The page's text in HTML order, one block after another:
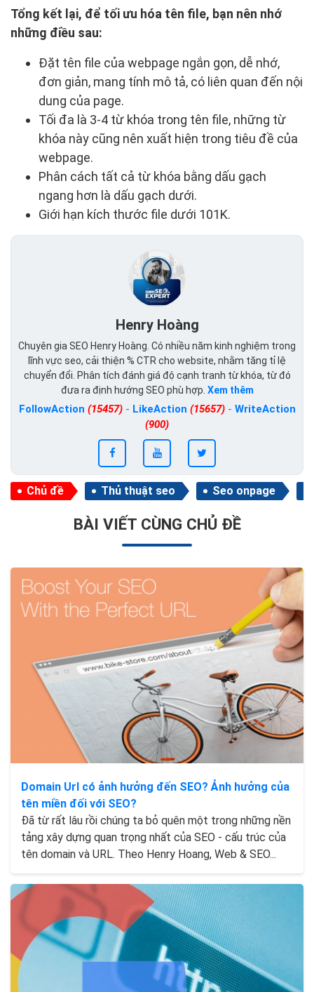
Tổng kết lại, để tối ưu hóa tên file, bạn nên nhớ
những điều sau:
Đặt tên file của webpage ngắn gọn, dễ nhớ,
đơn giản, mang tính mô tả, có liên quan đến nội
dung của page.
Tối đa là 3-4 từ khóa trong tên file, những từ
khóa này cũng nên xuất hiện trong tiêu đề của
webpage.
Phân cách tất cả từ khóa bằng dấu gạch
ngang hơn là dấu gạch dưới.
Giới hạn kích thước file dưới 101K.
Henry Hoàng
Chuyên gia SEO Henry Hoàng. Có nhiều năm kinh nghiệm trong
lĩnh vực seo, cải thiện % CTR cho website, nhằm tăng tỉ lệ
chuyển đổi. Phân tích đánh giá độ cạnh tranh từ khóa, từ đó
đưa ra định hướng SEO phù hợp. Xem thêm
FollowAction (15457)- LikeAction (15657)- WriteAction
(900)
Chủ đề Thủ thuật seo Seo onpage
BÀI VIẾT CÙNG CHỦ ĐỀ
Domain Url có ảnh hưởng đến SEO? Ảnh hưởng của
tên miền đối với SEO?
Đã từ rất lâu rồi chúng ta bỏ quên một trong những nền
tảng xây dựng quan trọng nhất của SEO - cấu trúc của
tên domain và URL. Theo Henry Hoang, Web & SEO...